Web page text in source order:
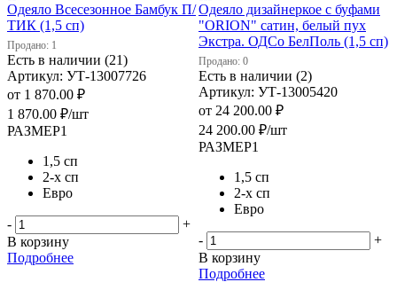
Одеяло Всесезонное Бамбук П/
ТИК (1,5 сп)
Продано: 1
Есть в наличии (21)
Артикул: УТ-13007726
от 1 870.00 ₽
1 870.00 ₽/шт
РАЗМЕР1
1,5 сп
2-х сп
Евро
-
+
В корзину
Подробнее
Одеяло дизайнеркое с буфами
"ORION" сатин, белый пух
Экстра. ОДСо БелПоль (1,5 сп)
Продано: 0
Есть в наличии (2)
Артикул: УТ-13005420
от 24 200.00 ₽
24 200.00 ₽/шт
РАЗМЕР1
1,5 сп
2-х сп
Евро
-
+
В корзину
Подробнее